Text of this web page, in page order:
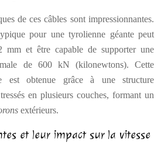
de ces câbles sont impressionnantes.
pour une tyrolienne géante peut
mm et être capable de supporter une
de 600 kN (kilonewtons). Cette
est obtenue grâce à une structure
en plusieurs couches, formant un
extérieurs.
et leur impact sur la vitesse